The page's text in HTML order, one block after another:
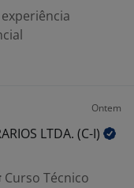
Ontem
LTDA. (C-I)
Curso Técnico